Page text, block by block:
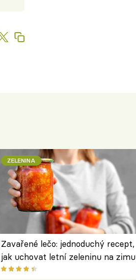
ZELENINA
Zavařené lečo: jednoduchý recept,
jak uchovat letní zeleninu na zimu